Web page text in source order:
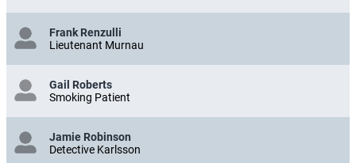
Frank Renzulli
Lieutenant Murnau
Gail Roberts
Smoking Patient
Jamie Robinson
Detective Karlsson